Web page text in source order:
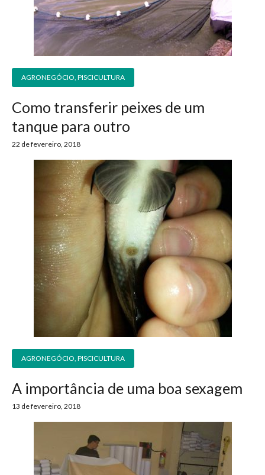
AGRONEGÓCIO PISCICULTURA
Como transferir peixes de um
tanque para outro
22 de fevereiro, 2018
AGRONEGÓCIO PISCICULTURA
A importância de uma boa sexagem
13 de fevereiro, 2018